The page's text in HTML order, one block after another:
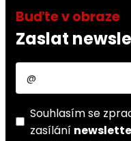
Zaslat
Souhlasím se
zasílání